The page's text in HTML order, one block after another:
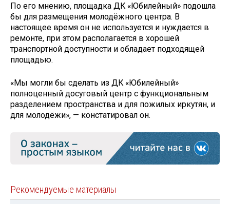
По его мнению, площадка ДК «Юбилейный» подошла
бы для размещения молодёжного центра. В
настоящее время он не используется и нуждается в
ремонте, при этом располагается в хорошей
транспортной доступности и обладает подходящей
площадью.
«Мы могли бы сделать из ДК «Юбилейный»
полноценный досуговый центр с функциональным
разделением пространства и для пожилых иркутян, и
для молодёжи», — констатировал он.
Рекомендуемые материалы